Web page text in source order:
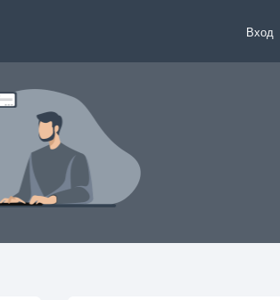
Вход